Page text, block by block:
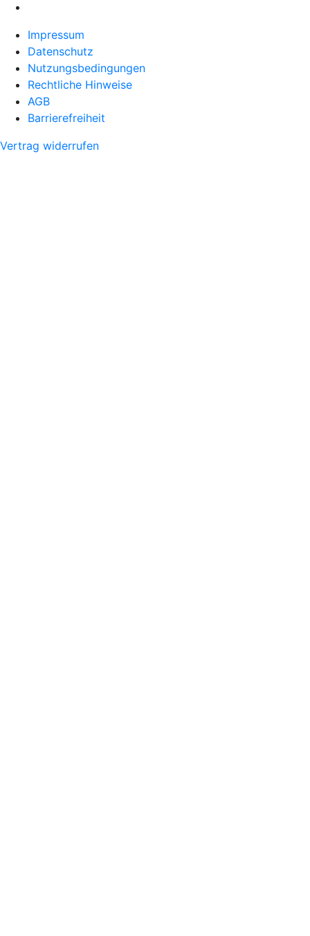
Impressum
Datenschutz
Nutzungsbedingungen
Rechtliche Hinweise
AGB
Barrierefreiheit
Vertrag widerrufen